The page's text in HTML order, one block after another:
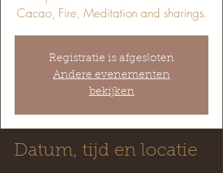
Cacao, Fire, Meditation and sharings.
Registratie is afgesloten
Andere evenementen
bekijken
Datum, tijd en locatie